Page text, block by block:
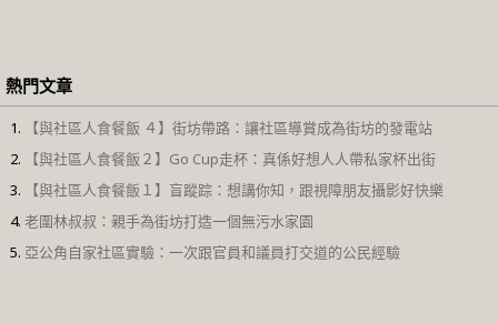
熱門文章
【與社區人食餐飯 ４】街坊帶路：讓社區導賞成為街坊的發電站
【與社區人食餐飯２】Go Cup走杯：真係好想人人帶私家杯出街
【與社區人食餐飯１】盲蹤踪：想講你知，跟視障朋友攝影好快樂
老圍林叔叔：親手為街坊打造一個無污水家園
亞公角自家社區實驗：一次跟官員和議員打交道的公民經驗